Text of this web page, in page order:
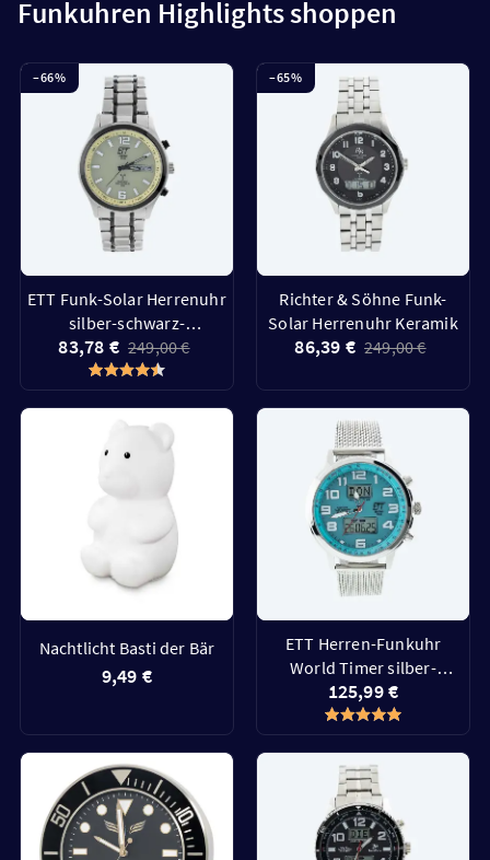
Funkuhren Highlights shoppen
–66%
ETT Funk-Solar Herrenuhr
silber-schwarz-
champagner
83,78 € 249,00 €
–65%
Richter & Söhne Funk-
Solar Herrenuhr Keramik
86,39 € 249,00 €
Nachtlicht Basti der Bär
9,49 €
ETT Herren-Funkuhr
World Timer silber-
eisblau
125,99 €